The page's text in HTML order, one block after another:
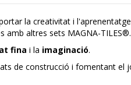
la creativitat i
amb altres sets MAGNA-TILES®.
fina i la imaginació.
de construcció i fomentant